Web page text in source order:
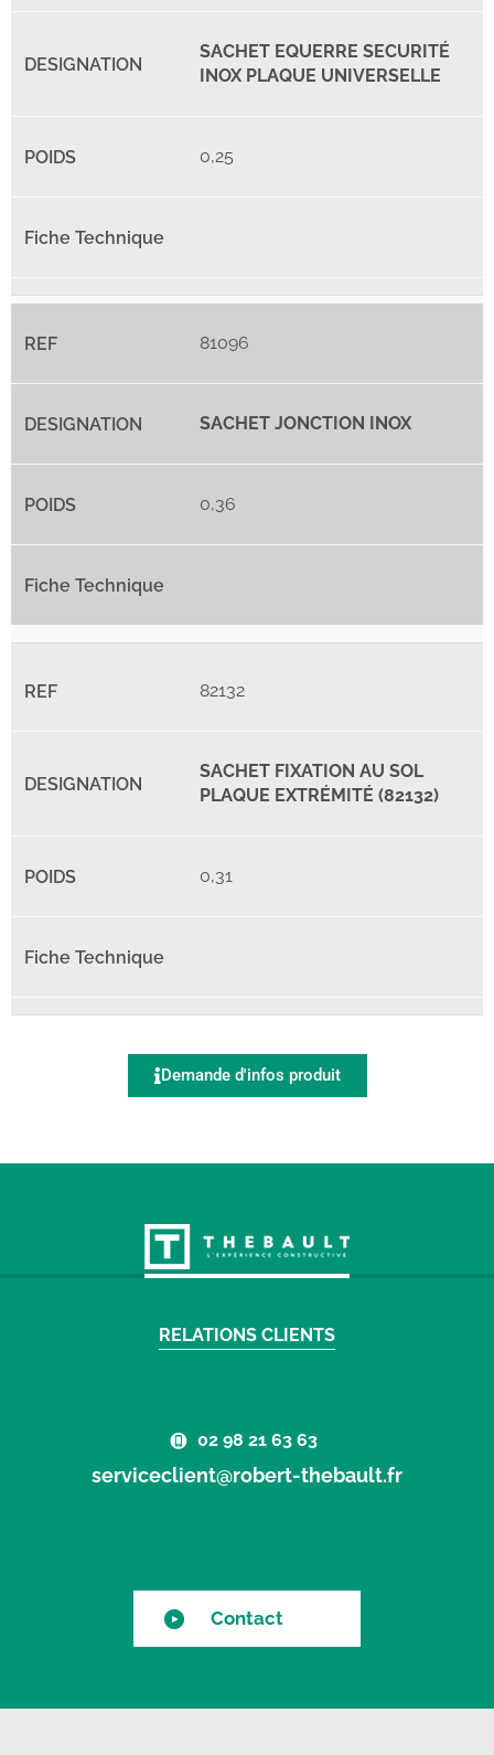
SACHET EQUERRE SECURITÉ
INOX PLAQUE UNIVERSELLE
0,25
81096
SACHET JONCTION INOX
0,36
82132
SACHET FIXATION AU SOL
PLAQUE EXTRÉMITÉ (82132)
0,31
Demande d'infos produit
RELATIONS CLIENTS
02 98 21 63 63
serviceclient@robert-thebault.fr
Contact